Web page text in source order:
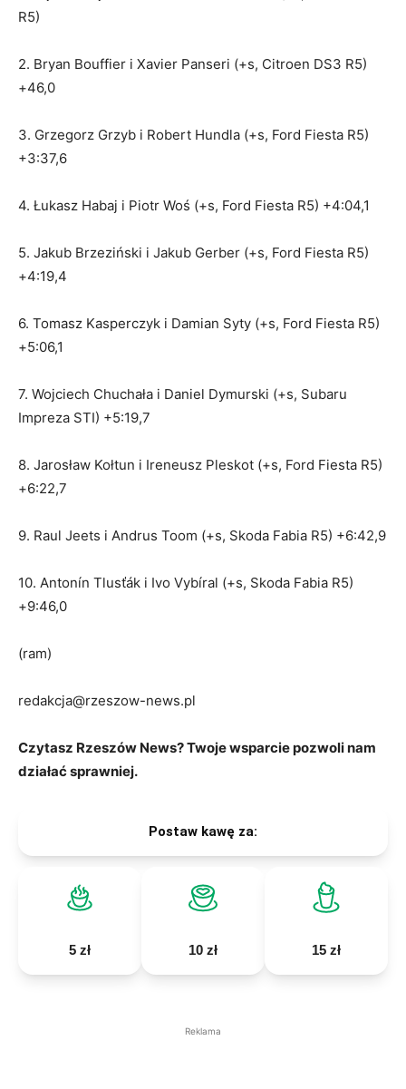
R5)
2. Bryan Bouffier i Xavier Panseri (+s, Citroen DS3 R5)
+46,0
3. Grzegorz Grzyb i Robert Hundla (+s, Ford Fiesta R5)
+3:37,6
4. Łukasz Habaj i Piotr Woś (+s, Ford Fiesta R5) +4:04,1
5. Jakub Brzeziński i Jakub Gerber (+s, Ford Fiesta R5)
+4:19,4
6. Tomasz Kasperczyk i Damian Syty (+s, Ford Fiesta R5)
+5:06,1
7. Wojciech Chuchała i Daniel Dymurski (+s, Subaru
Impreza STI) +5:19,7
8. Jarosław Kołtun i Ireneusz Pleskot (+s, Ford Fiesta R5)
+6:22,7
9. Raul Jeets i Andrus Toom (+s, Skoda Fabia R5) +6:42,9
10. Antonín Tlusťák i Ivo Vybíral (+s, Skoda Fabia R5)
+9:46,0
(ram)
redakcja@rzeszow-news.pl
Czytasz Rzeszów News? Twoje wsparcie pozwoli nam
działać sprawniej.
Postaw kawę za:
5 zł 10 zł 15 zł
Reklama